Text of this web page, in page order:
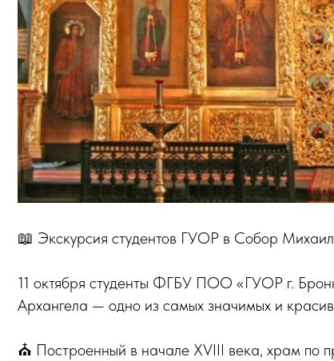
📖 Экскурсия студентов ГУОР в Собор
11 октября студенты ФГБУ ПОО «ГУОР г.
Архангела — одно из самых значимых и
⛪️ Построенный в начале XVIII века, храм по